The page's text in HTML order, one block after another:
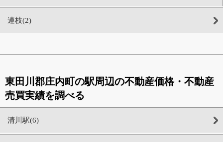
連枝(2)
東田川郡庄内町の駅周辺の不動産価格・不動産
売買実績を調べる
清川駅(6)